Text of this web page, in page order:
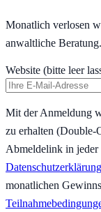
Monatlich verlosen
anwaltliche Beratung.
Website (bitte leer
Mit der Anmeldung
zu erhalten
Abmeldelink in
Datenschutzerklärung
monatlichen